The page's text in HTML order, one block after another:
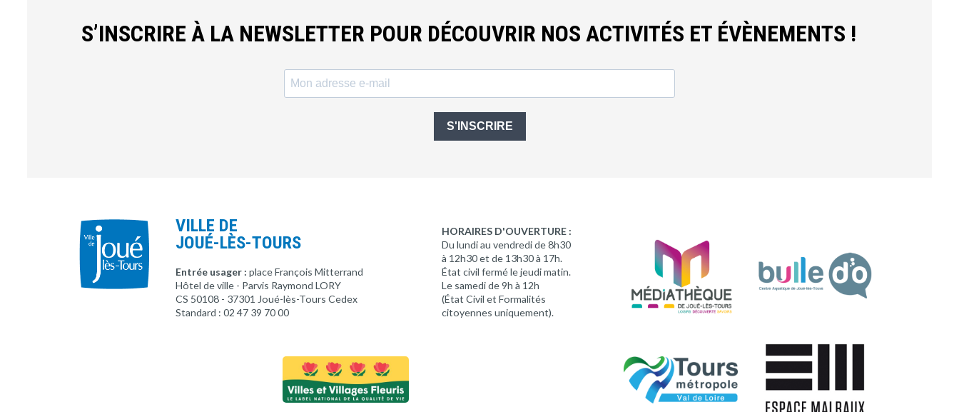
S’INSCRIRE À LA NEWSLETTER POUR DÉCOUVRIR NOS ACTIVITÉS ET ÉVÈNEMENTS !
S'INSCRIRE
VILLE DE
JOUÉ-LÈS-TOURS
Entrée usager : place François Mitterrand
Hôtel de ville - Parvis Raymond LORY
CS 50108 - 37301 Joué-lès-Tours Cedex
Standard : 02 47 39 70 00
HORAIRES D'OUVERTURE :
Du lundi au vendredi de 8h30
à 12h30 et de 13h30 à 17h.
État civil fermé le jeudi matin.
Le samedi de 9h à 12h
(État Civil et Formalités
citoyennes uniquement).